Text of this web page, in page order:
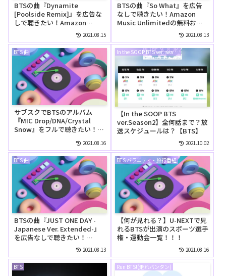
BTSの曲『Dynamite
[Poolside Remix]』を広告な
しで聴きたい！Amazon
Music Unlimitedの無料お試
しでリピートして聴ける？2021.08.15
BTSの曲『So What』を広告
なしで聴きたい！Amazon
Music Unlimitedの無料お試
しでリピートして聴ける？2021.08.13
BTS 曲
サブスクでBTSのアルバム
『MIC Drop/DNA/Crystal
Snow』をフルで聴きたい！
2021.08.16
In the SOOP BTS ver. season2
【In the SOOP BTS
ver.Season2】全何話まで？放
送スケジュールは？【BTS】
2021.10.02
BTS 曲
BTSの曲『JUST ONE DAY -
Japanese Ver. Extended-』
を広告なしで聴きたい！
Amazon Music Unlimitedの
無料お試しでリピートして聴
ける？
2021.08.13
BTS バラエティ・旅行番組
【何が見れる？】U-NEXTで見
れるBTSが出演のスポーツ選手
権・運動会一覧！！！
2021.08.16
BTS Run BTS!(走れバンタン)